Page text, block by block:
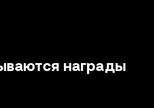
награды